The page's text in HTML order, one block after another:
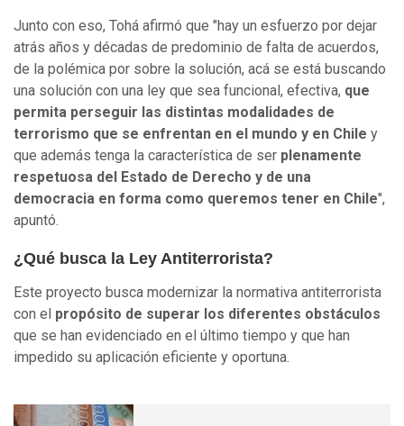
Junto con eso, Tohá afirmó que "hay un esfuerzo por dejar
atrás años y décadas de predominio de falta de acuerdos,
de la polémica por sobre la solución, acá se está buscando
una solución con una ley que sea funcional, efectiva, que
permita perseguir las distintas modalidades de
terrorismo que se enfrentan en el mundo y en Chile y
que además tenga la característica de ser plenamente
respetuosa del Estado de Derecho y de una
democracia en forma como queremos tener en Chile",
apuntó.
¿Qué busca la Ley Antiterrorista?
Este proyecto busca modernizar la normativa antiterrorista
con el propósito de superar los diferentes obstáculos
que se han evidenciado en el último tiempo y que han
impedido su aplicación eficiente y oportuna.